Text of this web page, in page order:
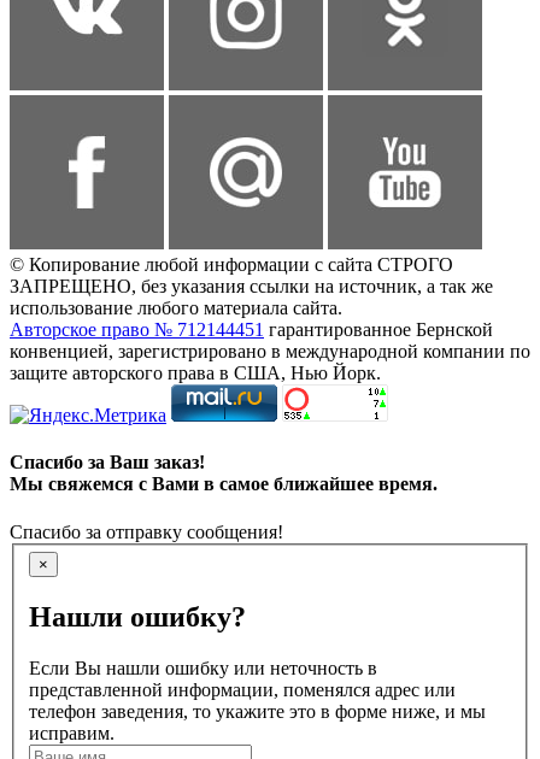
© Копирование любой информации с сайта СТРОГО
ЗАПРЕЩЕНО, без указания ссылки на источник, а так же
использование любого материала сайта.
Авторское право № 712144451 гарантированное Бернской
конвенцией, зарегистрировано в международной компании по
защите авторского права в США, Нью Йорк.
Спасибо за Ваш заказ!
Мы свяжемся с Вами в самое ближайшее время.
Спасибо за отправку сообщения!
×
Нашли ошибку?
Если Вы нашли ошибку или неточность в
представленной информации, поменялся адрес или
телефон заведения, то укажите это в форме ниже, и мы
исправим.